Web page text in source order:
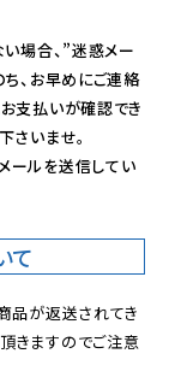
い場合、”迷惑メー
、お早めにご連絡
支払いが確認でき
さいませ。
ールを送信してい
て
品が返送されてき
きますのでご注意